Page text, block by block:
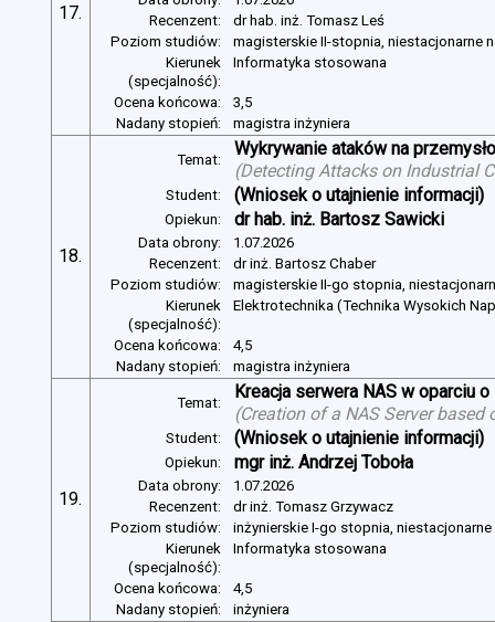
17.
Recenzent:
dr hab. inż. Tomasz Leś
Poziom studiów:
magisterskie II-stopnia, niestacjonarne
Kierunek
(specjalność):
Informatyka stosowana
Ocena końcowa:
3,5
Nadany stopień:
magistra inżyniera
18.
Temat:
Wykrywanie ataków na
(Detecting Attacks on Industrial
Student: (Wniosek o utajnienie informacji)
Opiekun: dr hab. inż. Bartosz Sawicki
Data obrony:
1.07.2026
Recenzent:
dr inż. Bartosz Chaber
Poziom studiów:
magisterskie II-go stopnia,
Kierunek
(specjalność):
Elektrotechnika (Technika Wysokich
Ocena końcowa:
4,5
Nadany stopień:
magistra inżyniera
19.
Temat:
Kreacja serwera NAS w oparciu
(Creation of a NAS Server based
Student: (Wniosek o utajnienie informacji)
Opiekun: mgr inż. Andrzej Toboła
Data obrony:
1.07.2026
Recenzent:
dr inż. Tomasz Grzywacz
Poziom studiów:
inżynierskie I-go stopnia, niestacjonarne
Kierunek
(specjalność):
Informatyka stosowana
Ocena końcowa:
4,5
Nadany stopień:
inżyniera